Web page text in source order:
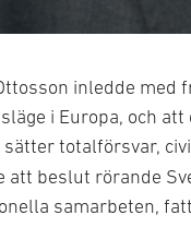
inledde med
i Europa, och
totalförsvar,
att beslut rörande
samarbeten,